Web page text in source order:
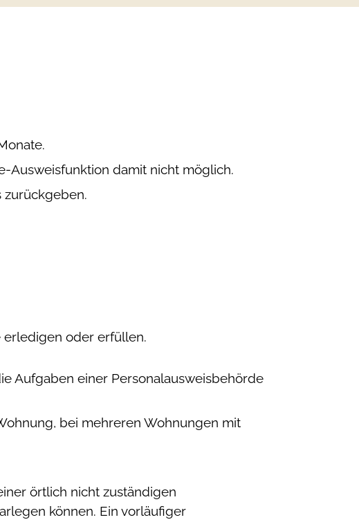
Ausweisfunktion damit nicht möglich.
zurückgeben.
oder erfüllen.
Aufgaben einer Personalausweisbehörde
bei mehreren Wohnungen mit
örtlich nicht zuständigen
können. Ein vorläufiger